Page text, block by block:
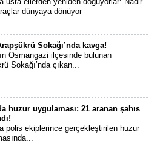
dünyaya dönüyor
Sokağı’nda kavga!
Osmangazi ilçesinde bulunan
Sokağı’nda çıkan...
huzur uygulaması: 21 aranan şahıs
polis ekiplerince gerçekleştirilen huzur